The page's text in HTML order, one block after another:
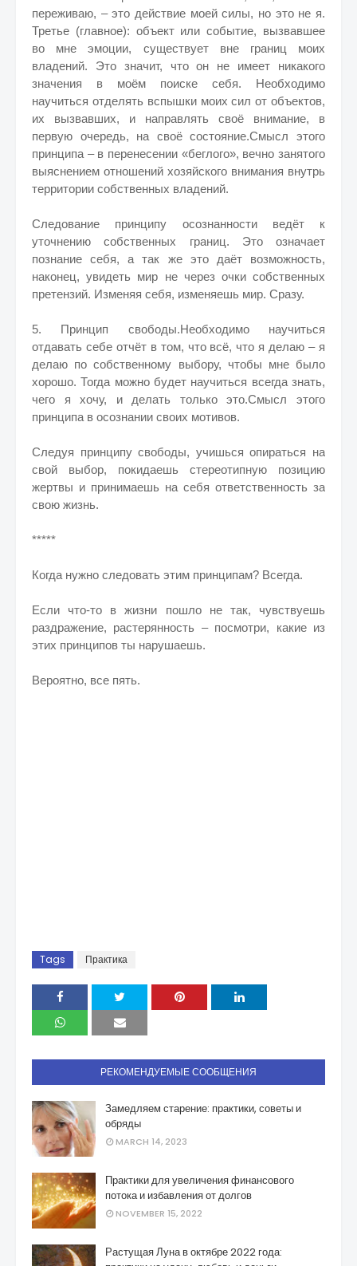
переживаю, – это действие моей силы, но это не я.
Третье (главное): объект или событие, вызвавшее
во мне эмоции, существует вне границ моих
владений. Это значит, что он не имеет никакого
значения в моём поиске себя. Необходимо
научиться отделять вспышки моих сил от объектов,
их вызвавших, и направлять своё внимание, в
первую очередь, на своё состояние.Смысл этого
принципа – в перенесении «беглого», вечно занятого
выяснением отношений хозяйского внимания внутрь
территории собственных владений.
Следование принципу осознанности ведёт к
уточнению собственных границ. Это означает
познание себя, а так же это даёт возможность,
наконец, увидеть мир не через очки собственных
претензий. Изменяя себя, изменяешь мир. Сразу.
5. Принцип свободы.Необходимо научиться
отдавать себе отчёт в том, что всё, что я делаю – я
делаю по собственному выбору, чтобы мне было
хорошо. Тогда можно будет научиться всегда знать,
чего я хочу, и делать только это.Смысл этого
принципа в осознании своих мотивов.
Следуя принципу свободы, учишься опираться на
свой выбор, покидаешь стереотипную позицию
жертвы и принимаешь на себя ответственность за
свою жизнь.
*****
Когда нужно следовать этим принципам? Всегда.
Если что-то в жизни пошло не так, чувствуешь
раздражение, растерянность – посмотри, какие из
этих принципов ты нарушаешь.
Вероятно, все пять.
Tags Практика
РЕКОМЕНДУЕМЫЕ СООБЩЕНИЯ
Замедляем старение: практики, советы и
обряды
MARCH 14, 2023
Практики для увеличения финансового
потока и избавления от долгов
NOVEMBER 15, 2022
Растущая Луна в октябре 2022 года: